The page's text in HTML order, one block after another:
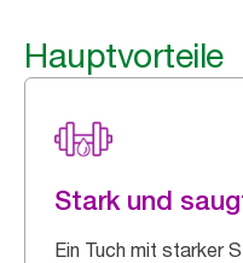
Hauptvorteile
Stark und
Ein Tuch mit starker